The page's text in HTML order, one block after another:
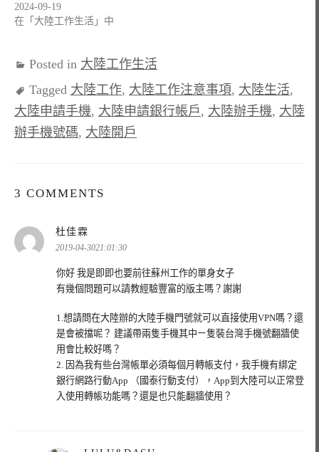
2024-09-19
在「大陸工作生活」中
Posted in 大陸工作生活
Tagged 大陸工作, 大陸工作注意事項, 大陸生活,
大陸申請手機, 大陸申請銀行帳戶 , 大陸辦手機, 大陸
辦手機號碼, 大陸開戶
3 COMMENTS
杜佳霖
示:
2019-04-3021:01:30
你好 我是即即也要前往蘇州工作的單身女子
有幾個問題可以請教經驗豐富的版主嗎？謝謝
1.想請問在大陸辦的大陸手機門號就可以直接使用VPN嗎？還
是會被擋呢？ 建議帶兩隻手機其中ㄧ隻裝台灣手機號翻牆使
用會比較好嗎？
2. 因為我有些台灣帳單必須每個月轉帳支付，我手機有綁定
銀行網路行動App （國泰行動支付），App到大陸可以正常登
入使用轉帳功能嗎？還是也只能翻牆使用？